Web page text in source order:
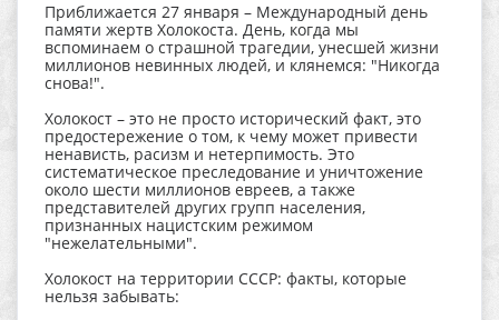
Приближается 27 января – Международный день
памяти жертв Холокоста. День, когда мы
вспоминаем о страшной трагедии, унесшей жизни
миллионов невинных людей, и клянемся: "Никогда
снова!".
Холокост – это не просто исторический факт, это
предостережение о том, к чему может привести
ненависть, расизм и нетерпимость. Это
систематическое преследование и уничтожение
около шести миллионов евреев, а также
представителей других групп населения,
признанных нацистским режимом
"нежелательными".
Холокост на территории СССР: факты, которые
нельзя забывать: